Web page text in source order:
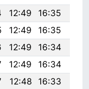
12:49 16:35
12:49 16:35
12:49 16:34
12:49 16:34
12:48 16:33